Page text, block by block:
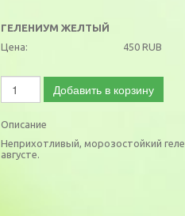
ГЕЛЕНИУМ ЖЕЛТЫЙ
Цена:
450 RUB
Добавить в корзину
Описание
Неприхотливый, морозостойкий
августе.